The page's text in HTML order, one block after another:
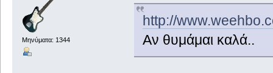
Μηνύματα: 1344
http://
Αν θυμάμαι καλά..